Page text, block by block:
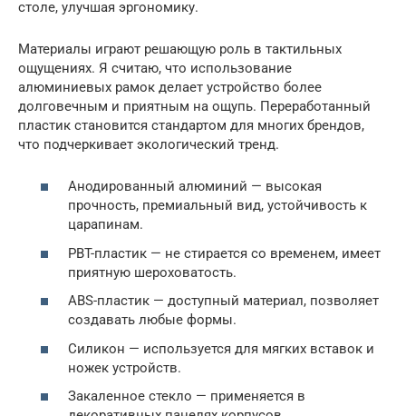
столе, улучшая эргономику.
Материалы играют решающую роль в тактильных
ощущениях. Я считаю, что использование
алюминиевых рамок делает устройство более
долговечным и приятным на ощупь. Переработанный
пластик становится стандартом для многих брендов,
что подчеркивает экологический тренд.
Анодированный алюминий — высокая
прочность, премиальный вид, устойчивость к
царапинам.
PBT-пластик — не стирается со временем, имеет
приятную шероховатость.
ABS-пластик — доступный материал, позволяет
создавать любые формы.
Силикон — используется для мягких вставок и
ножек устройств.
Закаленное стекло — применяется в